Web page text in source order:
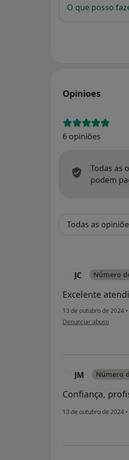
O que posso
Opinioes
6 opiniões
Todas as
podem
JC Número
Excelente
13 de outubro de 2024 •
na opinião do utilizador JC
Denunciar abuso
JM Número
Confiança,
13 de outubro de 2024 •